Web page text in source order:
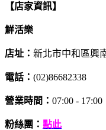
【店家資訊】
鮮活樂
店址： 新北市中和區興
電話： (02)86682338
營業時間： 07:00 - 17:00
粉絲團： 點此